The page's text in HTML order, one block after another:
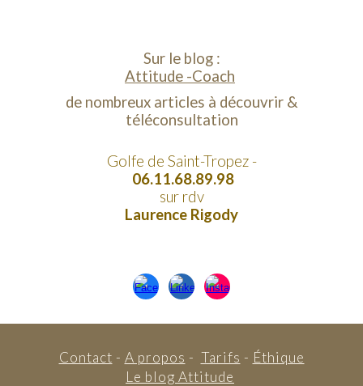
Sur le blog :
Attitude -Coach
de nombreux articles à découvrir &
téléconsultation
Golfe de Saint-Tropez -
06.11.68.89.98
sur rdv
Laurence Rigody
Contact - A propos - Tarifs - Éthique
Le blog Attitude